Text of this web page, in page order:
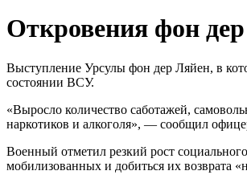
Откровения фон
Выступление Урсулы фон дер Ляйен, в
состоянии ВСУ.
«Выросло количество саботажей,
наркотиков и алкоголя», — сообщил
Военный отметил резкий рост
мобилизованных и добиться их возврата